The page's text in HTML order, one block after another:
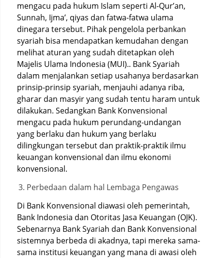
mengacu pada hukum Islam seperti Al-Qur’an,
Sunnah, Ijma’, qiyas dan fatwa-fatwa ulama
dinegara tersebut. Pihak pengelola perbankan
syariah bisa mendapatkan kemudahan dengan
melihat aturan yang sudah ditetapkan oleh
Majelis Ulama Indonesia (MUI).. Bank Syariah
dalam menjalankan setiap usahanya berdasarkan
prinsip-prinsip syariah, menjauhi adanya riba,
gharar dan masyir yang sudah tentu haram untuk
dilakukan. Sedangkan Bank Konvensional
mengacu pada hukum perundang-undangan
yang berlaku dan hukum yang berlaku
dilingkungan tersebut dan praktik-praktik ilmu
keuangan konvensional dan ilmu ekonomi
konvensional.
Perbedaan dalam hal Lembaga Pengawas
Di Bank Konvensional diawasi oleh pemerintah,
Bank Indonesia dan Otoritas Jasa Keuangan (OJK).
Sebenarnya Bank Syariah dan Bank Konvensional
sistemnya berbeda di akadnya, tapi mereka sama-
sama institusi keuangan yang mana di awasi oleh